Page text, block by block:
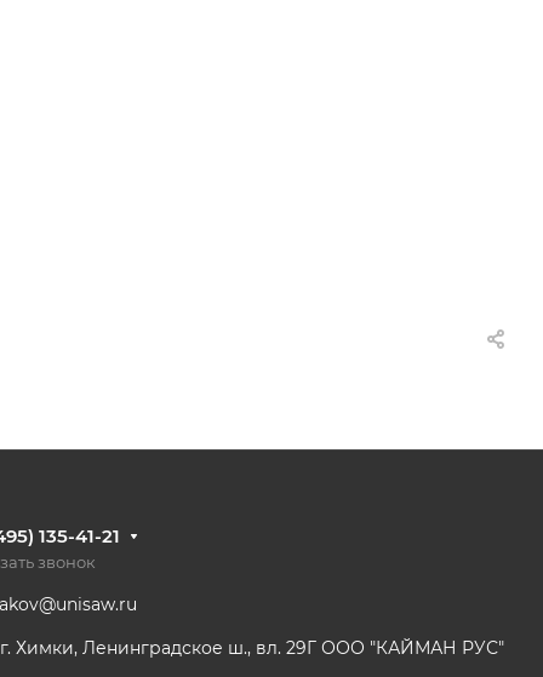
135-41-21
звонок
г. Химки, Ленинградское ш., вл. 29Г ООО "КАЙМАН РУС"